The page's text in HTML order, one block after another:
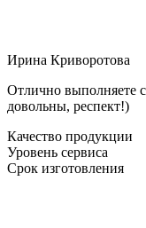
Ирина Криворотова
Отлично выполняете
довольны, респект!)
Качество продукции
Уровень сервиса
Срок изготовления